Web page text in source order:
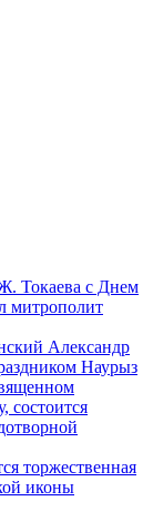
Токаева с Днем
митрополит
Александр
Наурыз
состоится
торжественная
иконы